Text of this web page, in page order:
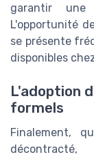
garantir une
L'opportunité
se présente
disponibles
L'adoption
formels
Finalement,